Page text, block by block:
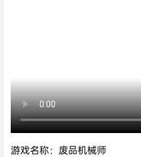
游戏名称：废品机械师